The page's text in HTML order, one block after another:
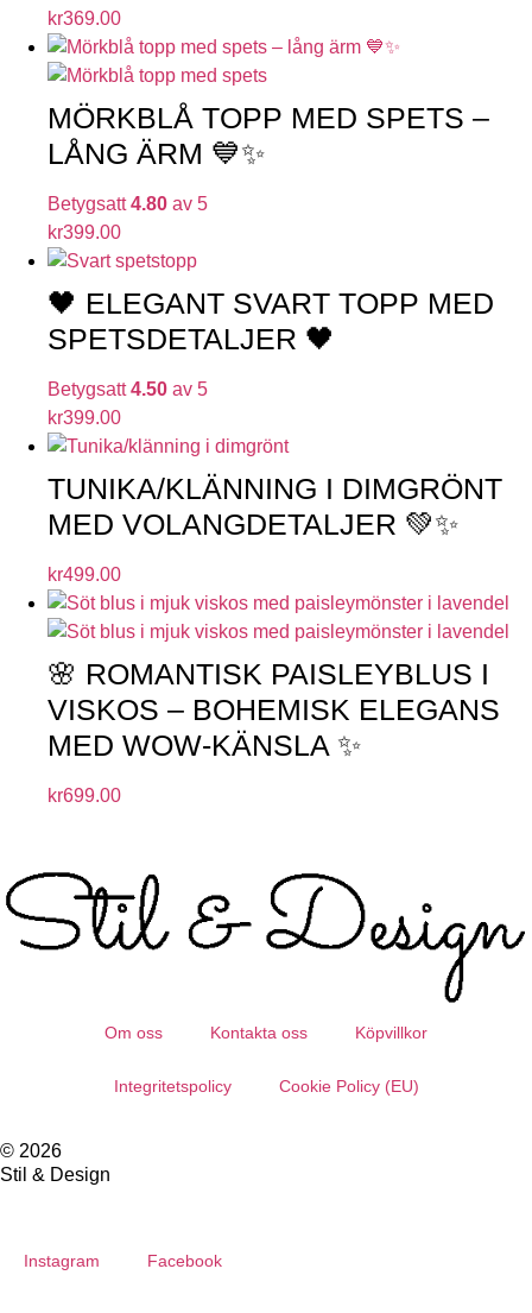
kr369.00
MÖRKBLÅ TOPP MED SPETS –
LÅNG ÄRM 💙✨
Betygsatt4.80 av 5
kr399.00
🖤 ELEGANT SVART TOPP MED
SPETSDETALJER 🖤
Betygsatt4.50 av 5
kr399.00
TUNIKA/KLÄNNING I DIMGRÖNT
MED VOLANGDETALJER 💚✨
kr499.00
🌸 ROMANTISK PAISLEYBLUS I
VISKOS – BOHEMISK ELEGANS
MED WOW-KÄNSLA ✨
kr699.00
Om oss Kontakta oss Köpvillkor
Integritetspolicy Cookie Policy (EU)
© 2026
Stil & Design
Instagram Facebook